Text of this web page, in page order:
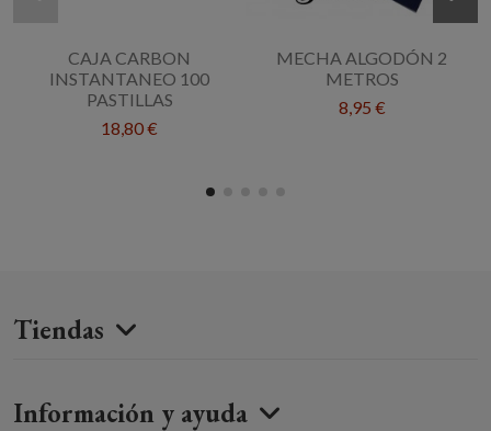
CAJA CARBON
INSTANTANEO 100
PASTILLAS
18,80 €
MECHA ALGODÓN 2
METROS
8,95 €
Tiendas
Información y ayuda